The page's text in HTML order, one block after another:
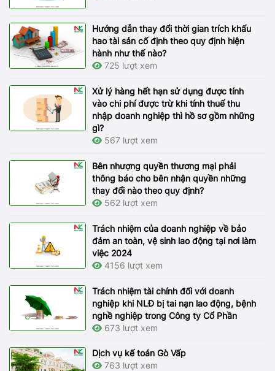
Hướng dẫn thay đổi thời gian trích khấu
hao tài sản cố định theo quy định hiện
hành như thế nào?
725 lượt xem
Xử lý hàng hết hạn sử dụng được tính
vào chi phí được trừ khi tính thuế thu
nhập doanh nghiệp thì hồ sơ gồm những
gì?
567 lượt xem
Bên nhượng quyền thương mại phải
thông báo cho bên nhận quyền những
thay đổi nào theo quy định?
562 lượt xem
Trách nhiệm của doanh nghiệp về bảo
đảm an toàn, vệ sinh lao động tại nơi làm
việc 2024
4156 lượt xem
Trách nhiệm tài chính đối với doanh
nghiệp khi NLĐ bị tai nạn lao động, bệnh
nghề nghiệp trong Công ty Cổ Phần
673 lượt xem
Dịch vụ kế toán Gò Vấp
763 lượt xem